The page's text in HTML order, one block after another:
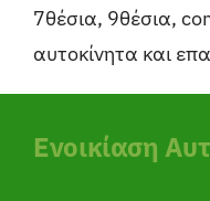
7θέσια, 9θέσια,
αυτοκίνητα και
Ενοικίαση